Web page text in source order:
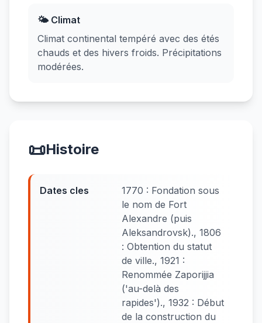
🌤️ Climat
Climat continental tempéré avec des étés
chauds et des hivers froids. Précipitations
modérées.
📜Histoire
Dates cles
1770 : Fondation sous
le nom de Fort
Alexandre (puis
Aleksandrovsk)., 1806
: Obtention du statut
de ville., 1921 :
Renommée Zaporijjia
('au-delà des
rapides')., 1932 : Début
de la construction du